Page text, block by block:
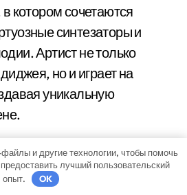
котором сочетаются
синтезаторы и
Артист не только
но и играет на
уникальную
настоящее путешествие
где смешиваются
файлы и другие технологии, чтобы помочь
лучший пользовательский
опыт.
OK